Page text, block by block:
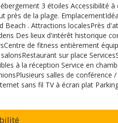
3 étoiles Accessibilité à
près de la plage.
Beach . Attractions localesPrès
Des lieux d'intérêt historique
de fitness entièrement
sur place
à la réception Service en
salles de conférence
sans fil TV à écran plat